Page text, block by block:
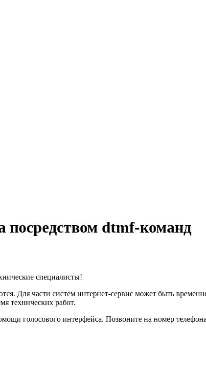
посредством dtmf-команд
специалисты!
Для части систем интернет-сервис может быть
технических работ.
голосового интерфейса. Позвоните на номер